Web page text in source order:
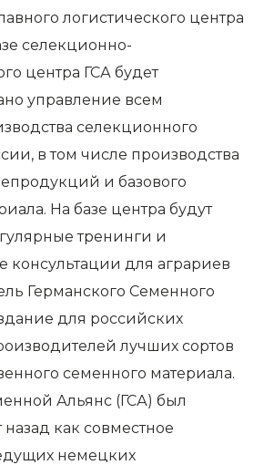
логистического центра
селекционно-
центра ГСА будет
управление всем
селекционного
в том числе производства
и базового
На базе центра будут
тренинги и
консультации для аграриев
Германского Семенного
для российских
лучших сортов
семенного материала.
Альянс (ГСА) был
назад как совместное
немецких